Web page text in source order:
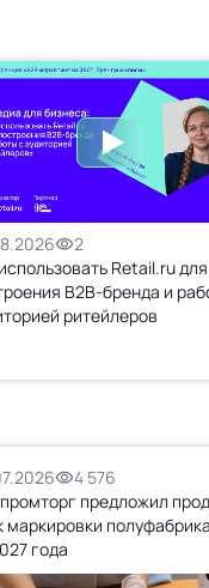
2
Retail.ru для
B2B-бренда и
ритейлеров
4 576
предложил
маркировки
года